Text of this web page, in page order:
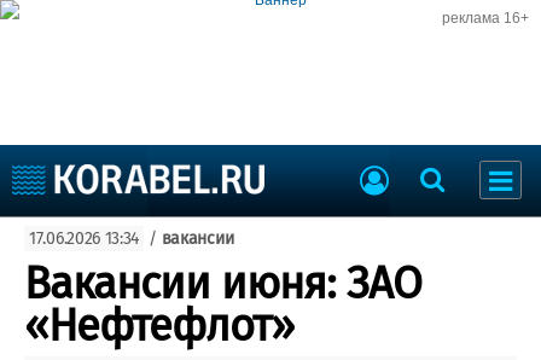
реклама 16+
Судоходство
Судоремонт
События
Пресс-релизы
Порты
Рыболовство
17.06.2026 13:34 / вакансии
Вакансии июня: ЗАО
«Нефтефлот»